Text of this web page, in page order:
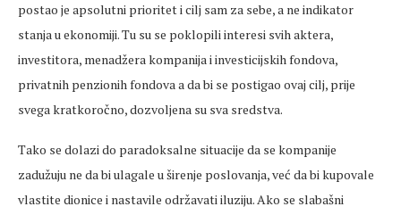
postao je apsolutni prioritet i cilj sam za sebe, a ne indikator
stanja u ekonomiji. Tu su se poklopili interesi svih aktera,
investitora, menadžera kompanija i investicijskih fondova,
privatnih penzionih fondova a da bi se postigao ovaj cilj, prije
svega kratkoročno, dozvoljena su sva sredstva.
Tako se dolazi do paradoksalne situacije da se kompanije
zadužuju ne da bi ulagale u širenje poslovanja, već da bi kupovale
vlastite dionice i nastavile održavati iluziju. Ako se slabašni